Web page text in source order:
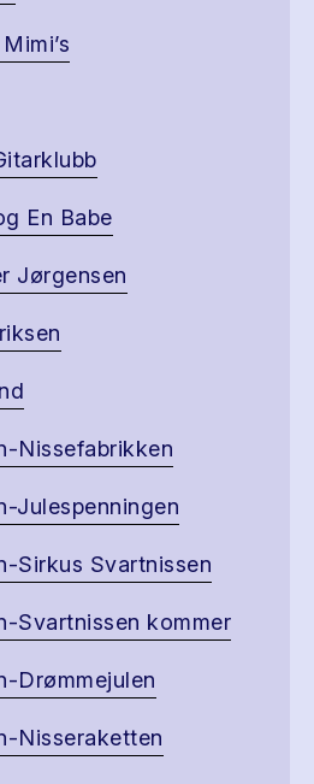
En Babe
Jørgensen
Nissefabrikken
Julespenningen
Sirkus Svartnissen
Svartnissen kommer
Drømmejulen
Nisseraketten